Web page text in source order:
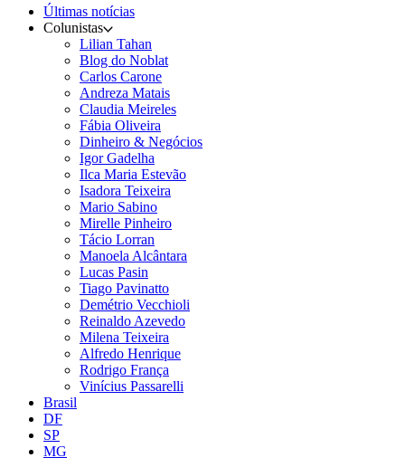
Últimas notícias
Colunistas
Lilian Tahan
Blog do Noblat
Carlos Carone
Andreza Matais
Claudia Meireles
Fábia Oliveira
Dinheiro & Negócios
Igor Gadelha
Ilca Maria Estevão
Isadora Teixeira
Mario Sabino
Mirelle Pinheiro
Tácio Lorran
Manoela Alcântara
Lucas Pasin
Tiago Pavinatto
Demétrio Vecchioli
Reinaldo Azevedo
Milena Teixeira
Alfredo Henrique
Rodrigo França
Vinícius Passarelli
Brasil
DF
SP
MG